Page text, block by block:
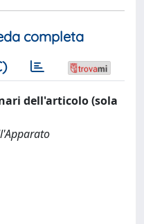
completa
dell'articolo (sola